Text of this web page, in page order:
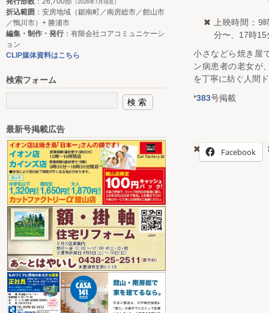
上映時間：9
分〜、17時
小さなどら焼き屋
ン病患者の老女が
を丁寧に紡ぐ人間
*383号掲載
Facebook
（2026年7月現在）
折込範囲 ：安房地域（鋸南町／南房総市／館山市
／鴨川市）+ 勝浦市
編集・制作・発行：有限会社コアコミュニケーシ
ョン
CLIP媒体資料はこちら
検索フォーム
最新号掲載広告